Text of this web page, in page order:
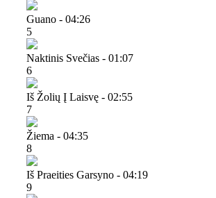
Guano - 04:26
5
Naktinis Svečias - 01:07
6
Iš Žolių Į Laisvę - 02:55
7
Žiema - 04:35
8
Iš Praeities Garsyno - 04:19
9